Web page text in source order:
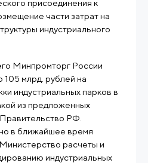
присоединения к
части затрат на
индустриального
Минпромторг России
105 млрд. рублей на
индустриальных парков в
из предложенных
РФ.
в ближайшее время
расчеты и
индустриальных